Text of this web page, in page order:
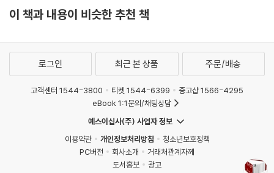
이 책과 내용이 비슷한 추천 책
로그인 최근 본 상품 주문/배송
고객센터 1544-3800 티켓 1544-6399
중고샵 1566-4295
eBook 1:1문의/채팅상담
예스이십사(주) 사업자 정보
이용약관
개인정보처리방침
청소년보호정책
PC버전
회사소개
거래처관계자께
도서홍보
광고